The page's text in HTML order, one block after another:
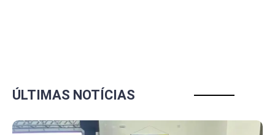
ÚLTIMAS NOTÍCIAS